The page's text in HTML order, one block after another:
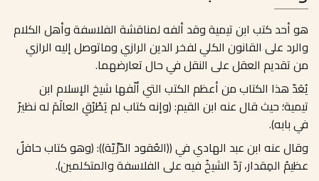
هو أحد كتب ابن تيمية وقد ألفه لمناقشة الفلاسفة وأهل الكلام
والرد على القانون الكلي لفخر الدين الرازي وماتوصل إليه الرازي
من تقديم العقل على النقل في حال تعارضهما.
يُعَدّ هذا الكتاب من أعظم الكتب التي ألّفها شيخ الإسلام ابن
تيمية؛ حيث قال عنه ابن القيم: (وإنه كتاب لم يَطْرُقِ العالَمَ له نظيرٌ
في بابه).
وقال عنه ابن عبد الهادي في ((العُقود الدّرِّيّة)): (وهو كتاب حافلٌ
عظيمُ المِقدار، رَدّ الشيخُ فيه على الفلاسفة والمتكلمين).